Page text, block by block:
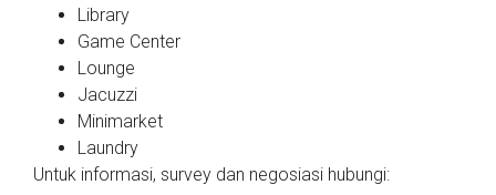
Library
Game Center
Lounge
Jacuzzi
Minimarket
Laundry
Untuk informasi, survey dan negosiasi hubungi: